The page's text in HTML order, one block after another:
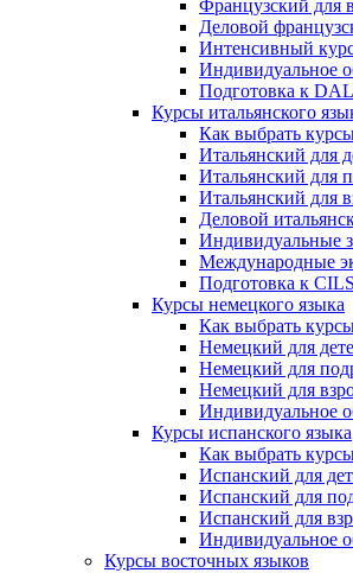
Французский для
Деловой
Интенсивный
Индивидуальное
Подготовка к
Курсы итальянского
Как выбрать
Итальянский для
Итальянский для
Итальянский для
Деловой
Индивидуальные
Международные
Подготовка к CILS
Курсы немецкого языка
Как выбрать
Немецкий для
Немецкий для
Немецкий для
Индивидуальное
Курсы испанского языка
Как выбрать
Испанский для
Испанский для
Испанский для
Индивидуальное
Курсы восточных языков